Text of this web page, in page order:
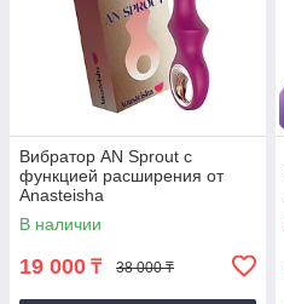
Вибратор AN Sprout с
функцией расширения от
Anasteisha
В наличии
19 000 ₸ 38 000 ₸